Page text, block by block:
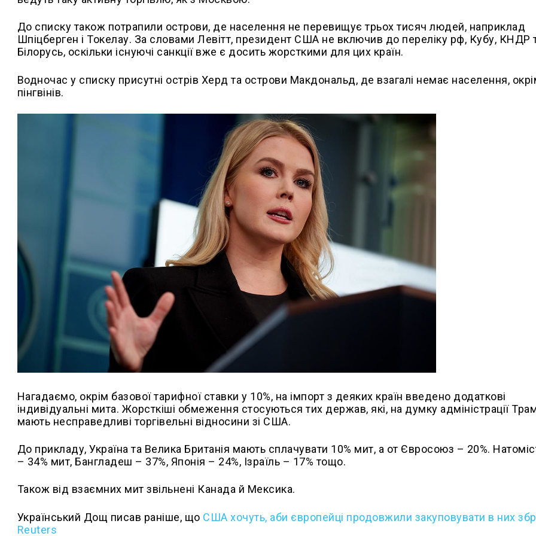
До списку також потрапили острови, де населення не перевищує трьох тисяч людей, наприклад
Шпіцберген і Токелау. За словами Левітт, президент США не включив до переліку рф, Кубу, КНДР
Білорусь, оскільки існуючі санкції вже є досить жорсткими для цих країн.
Водночас у списку присутні острів Херд та острови Макдональд, де взагалі немає населення,
пінгвінів.
Нагадаємо, окрім базової тарифної ставки у 10%, на імпорт з деяких країн введено додаткові
індивідуальні мита. Жорсткіші обмеження стосуються тих держав, які, на думку адміністрації
мають несправедливі торгівельні відносини зі США.
До прикладу, Україна та Велика Британія мають сплачувати 10% мит, а от Євросоюз – 20%.
– 34% мит, Бангладеш – 37%, Японія – 24%, Ізраїль – 17% тощо.
Також від взаємних мит звільнені Канада й Мексика.
Український Дощ писав раніше, що США хочуть, аби європейці продовжили закуповувати в них
Reuters